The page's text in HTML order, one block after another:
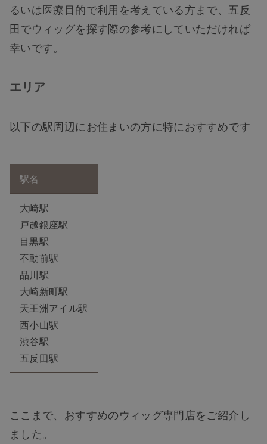
るいは医療目的で利用を考えている方まで、五反
田でウィッグを探す際の参考にしていただければ
幸いです。
エリア
以下の駅周辺にお住まいの方に特におすすめです
駅名
大崎駅
戸越銀座駅
目黒駅
不動前駅
品川駅
大崎新町駅
天王洲アイル駅
西小山駅
渋谷駅
五反田駅
ここまで、おすすめのウィッグ専門店をご紹介し
ました。